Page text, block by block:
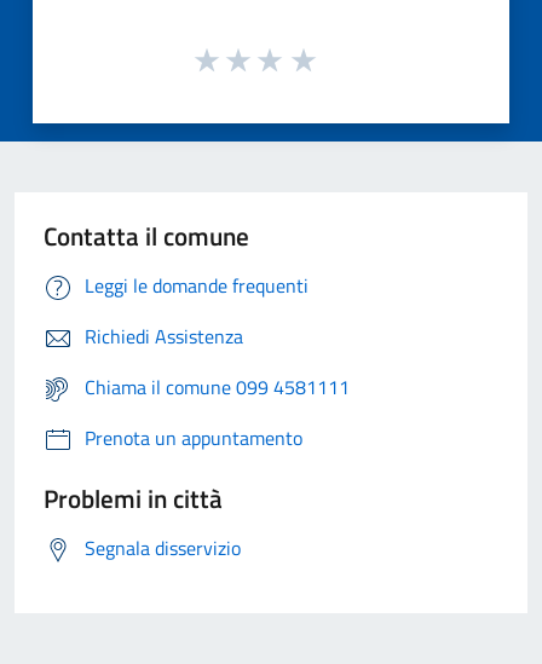
Contatta il comune
Leggi le domande frequenti
Richiedi Assistenza
Chiama il comune 099 4581111
Prenota un appuntamento
Problemi in città
Segnala disservizio